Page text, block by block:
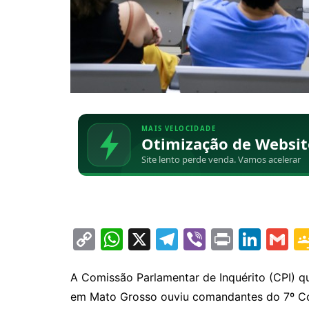
C
p
W
at
X
T
e
Vi
er
Pr
t
Li
k
G
ai
A Comissão Parlamentar de Inquérito (CPI)
em Mato Grosso ouviu comandantes do 7º